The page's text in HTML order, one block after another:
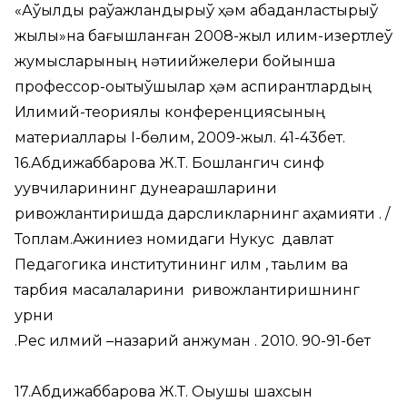
«Аўылды раўажландырыў ҳәм абаданластырыў
жылы»на бағышланған 2008-жыл илим-изертлеў
жумысларының нәтиийжелери бойынша
профессор-оқытыўшылар ҳәм аспирантлардың
Илимий-теориялық конференциясының
материаллары I-бөлим, 2009-жыл. 41-43бет.
16.Абдижаббарова Ж.Т. Бошлангич синф
уқувчиларининг дунеқарашларини
ривожлантиришда дарсликларнинг аҳамияти . /
Топлам.Ажиниез номидаги Нукус давлат
Педагогика институтининг илм , таьлим ва
тарбия масалаларини ривожлантиришнинг
урни
.Рес илмий –назарий анжуман . 2010. 90-91-бет
17.Абдижаббарова Ж.Т. Оқыушы шахсын